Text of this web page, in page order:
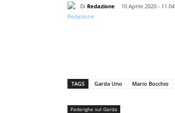
Di Redazione
10 Aprile 2020 - 11.04
TAGS Garda Uno Mario Bocchio
Padenghe sul Garda